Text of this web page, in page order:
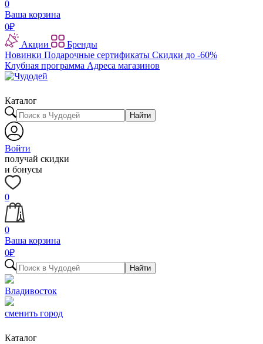
0
Ваша корзина
0₽
Акции
Бренды
Новинки Подарочные сертификаты Скидки до -60%
Клубная программа Адреса магазинов
Каталог
Найти
Войти
получай скидки
и бонусы
0
0
Ваша корзина
0₽
Найти
Владивосток
сменить город
Каталог